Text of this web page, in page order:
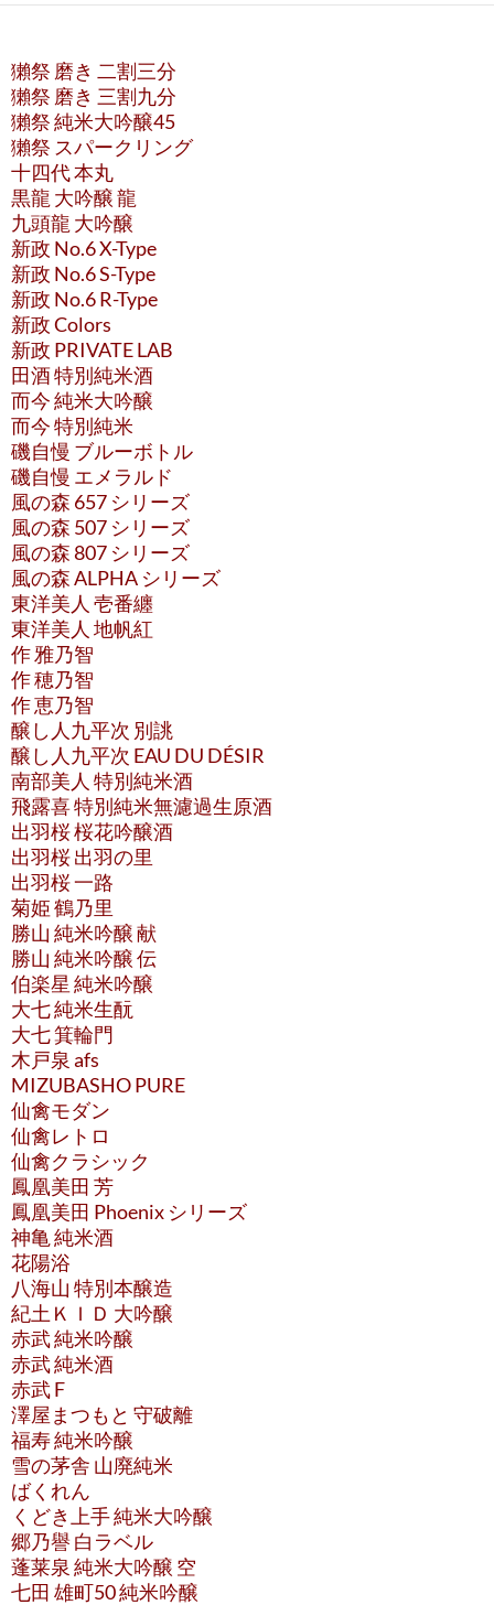
獺祭 磨き 二割三分
獺祭 磨き 三割九分
獺祭 純米大吟醸45
獺祭 スパークリング
十四代 本丸
黒龍 大吟醸 龍
九頭龍 大吟醸
新政 No.6 X-Type
新政 No.6 S-Type
新政 No.6 R-Type
新政 Colors
新政 PRIVATE LAB
田酒 特別純米酒
而今 純米大吟醸
而今 特別純米
磯自慢 ブルーボトル
磯自慢 エメラルド
風の森 657 シリーズ
風の森 507 シリーズ
風の森 807 シリーズ
風の森 ALPHA シリーズ
東洋美人 壱番纏
東洋美人 地帆紅
作 雅乃智
作 穂乃智
作 恵乃智
醸し人九平次 別誂
醸し人九平次 EAU DU DÉSIR
南部美人 特別純米酒
飛露喜 特別純米無濾過生原酒
出羽桜 桜花吟醸酒
出羽桜 出羽の里
出羽桜 一路
菊姫 鶴乃里
勝山 純米吟醸 献
勝山 純米吟醸 伝
伯楽星 純米吟醸
大七 純米生酛
大七 箕輪門
木戸泉 afs
MIZUBASHO PURE
仙禽モダン
仙禽レトロ
仙禽クラシック
鳳凰美田 芳
鳳凰美田 Phoenix シリーズ
神亀 純米酒
花陽浴
八海山 特別本醸造
紀土ＫＩＤ 大吟醸
赤武 純米吟醸
赤武 純米酒
赤武 F
澤屋まつもと 守破離
福寿 純米吟醸
雪の茅舎 山廃純米
ばくれん
くどき上手 純米大吟醸
郷乃譽 白ラベル
蓬莱泉 純米大吟醸 空
七田 雄町50 純米吟醸